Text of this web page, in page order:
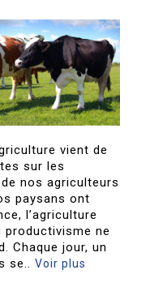
vient de
sur les
nos agriculteurs
paysans ont
l’agriculture
productivisme ne
Chaque jour, un
se..Voir plus